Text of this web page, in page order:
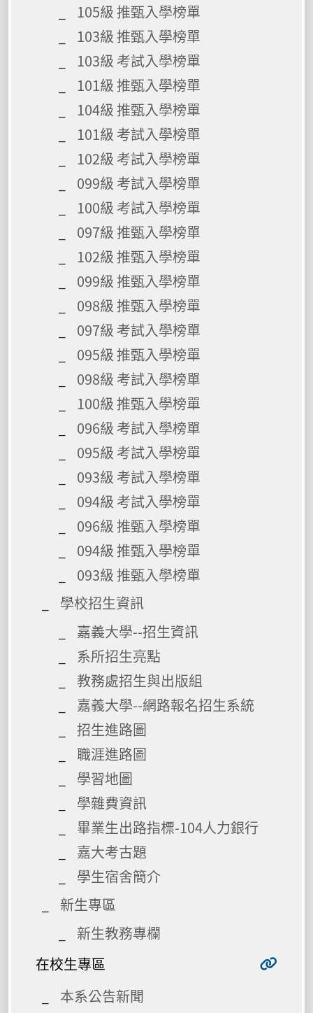
105級 推甄入學榜單
103級 推甄入學榜單
103級 考試入學榜單
101級 推甄入學榜單
104級 推甄入學榜單
101級 考試入學榜單
102級 考試入學榜單
099級 考試入學榜單
100級 考試入學榜單
097級 推甄入學榜單
102級 推甄入學榜單
099級 推甄入學榜單
098級 推甄入學榜單
097級 考試入學榜單
095級 推甄入學榜單
098級 考試入學榜單
100級 推甄入學榜單
096級 考試入學榜單
095級 考試入學榜單
093級 考試入學榜單
094級 考試入學榜單
096級 推甄入學榜單
094級 推甄入學榜單
093級 推甄入學榜單
學校招生資訊
嘉義大學--招生資訊
系所招生亮點
教務處招生與出版組
嘉義大學--網路報名招生系統
招生進路圖
職涯進路圖
學習地圖
學雜費資訊
畢業生出路指標-104人力銀行
嘉大考古題
學生宿舍簡介
新生專區
新生教務專欄
在校生專區
本系公告新聞